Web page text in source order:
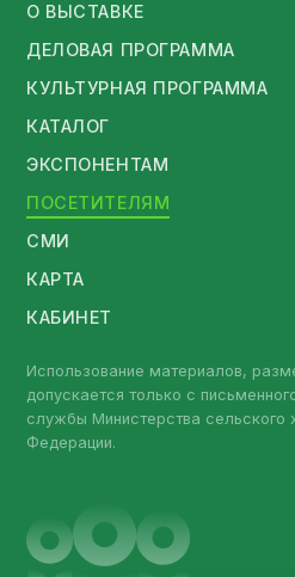
О ВЫСТАВКЕ
ДЕЛОВАЯ ПРОГРАММА
КУЛЬТУРНАЯ ПРОГРАММА
КАТАЛОГ
ЭКСПОНЕНТАМ
ПОСЕТИТЕЛЯМ
СМИ
КАРТА
КАБИНЕТ
Использование материалов,
допускается только с
службы Министерства сельского
Федерации.